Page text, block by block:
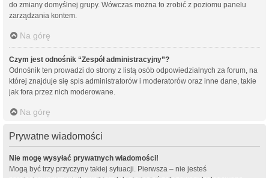
do zmiany domyślnej grupy. Wówczas można to zrobić z poziomu panelu
zarządzania kontem.
Na górę
Czym jest odnośnik “Zespół administracyjny”?
Odnośnik ten prowadzi do strony z listą osób odpowiedzialnych za forum, na
której znajduje się spis administratorów i moderatorów oraz inne dane, takie
jak fora przez nich moderowane.
Na górę
Prywatne wiadomości
Nie mogę wysyłać prywatnych wiadomości!
Mogą być trzy przyczyny takiej sytuacji. Pierwsza – nie jesteś